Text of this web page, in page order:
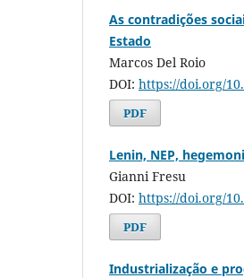
As contradições
Estado
Marcos Del Roio
DOI: https://doi.org/
PDF
Lenin, NEP,
Gianni Fresu
DOI: https://doi.org/
PDF
Industrialização e